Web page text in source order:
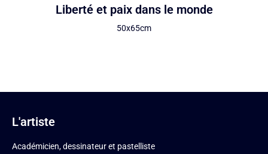
Liberté et paix dans le monde
50x65cm
L'artiste
Académicien, dessinateur et pastelliste